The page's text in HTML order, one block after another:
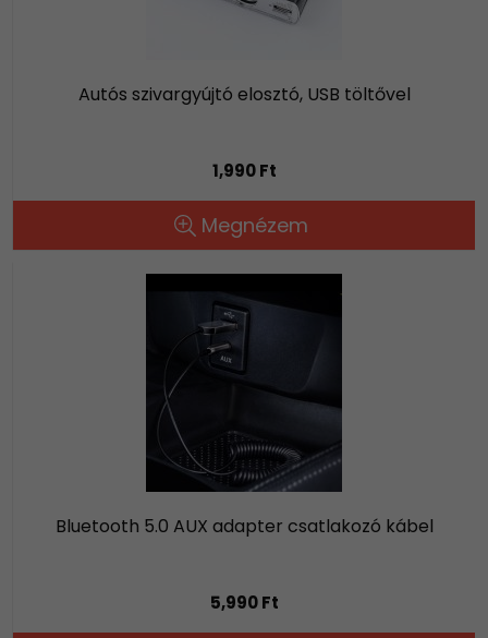
Autós szivargyújtó elosztó, USB töltővel
1,990 Ft
Megnézem
Bluetooth 5.0 AUX adapter csatlakozó kábel
5,990 Ft